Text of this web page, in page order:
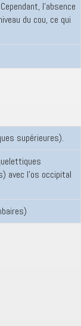
l’absence
du cou, ce qui
supérieures).
avec l’os occipital